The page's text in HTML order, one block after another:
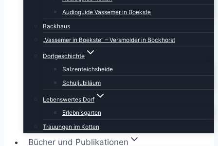
Audioguide Vassemer in Boekste
Backhaus
„Vassemer in Boekste“ – Versmolder in Bockhorst
Dorfgeschichte
Salzenteichsheide
Schuljubiläum
Lebenswertes Dorf
Erlebnisgarten
Trauungen im Kotten
Bücher und Publikationen